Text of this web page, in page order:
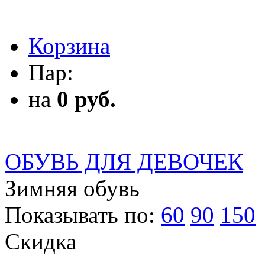
Корзина
Пар:
на 0 руб.
ОБУВЬ ДЛЯ ДЕВОЧЕК
Зимняя обувь
Показывать по: 60 90 150
Скидка